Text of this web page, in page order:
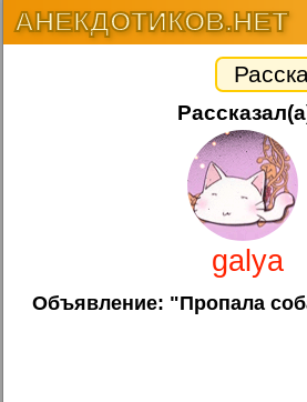
АНЕКДОТИКОВ.НЕТ
galya
Объявление: "Пропала